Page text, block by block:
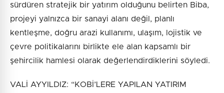
sürdüren stratejik bir yatırım olduğunu belirten Biba,
projeyi yalnızca bir sanayi alanı değil, planlı
kentleşme, doğru arazi kullanımı, ulaşım, lojistik ve
çevre politikalarını birlikte ele alan kapsamlı bir
şehircilik hamlesi olarak değerlendirdiklerini söyledi.
VALİ AYYILDIZ: “KOBİ’LERE YAPILAN YATIRIM